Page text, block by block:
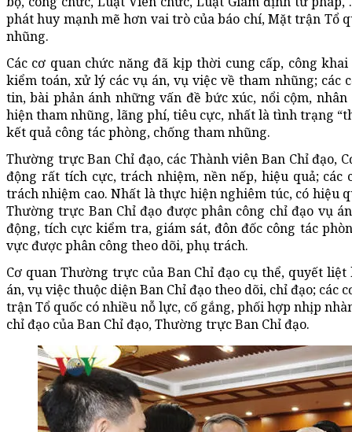
phát huy mạnh mẽ hơn vai trò của báo chí, Mặt trận Tổ
nhũng.
Các cơ quan chức năng đã kịp thời cung cấp, công
kiểm toán, xử lý các vụ án, vụ việc về tham nhũng; các
tin, bài phản ánh những vấn đề bức xúc, nổi cộm,
hiện tham nhũng, lãng phí, tiêu cực, nhất là tình trạng
kết quả công tác phòng, chống tham nhũng.
Thường trực Ban Chỉ đạo, các Thành viên Ban Chỉ đạo,
động rất tích cực, trách nhiệm, nền nếp, hiệu quả;
trách nhiệm cao. Nhất là thực hiện nghiêm túc, có hiệu
Thường trực Ban Chỉ đạo được phân công chỉ đạo vụ
động, tích cực kiểm tra, giám sát, đôn đốc công tác
vực được phân công theo dõi, phụ trách.
Cơ quan Thường trực của Ban Chỉ đạo cụ thể, quyết
án, vụ việc thuộc diện Ban Chỉ đạo theo dõi, chỉ đạo; các
trận Tổ quốc có nhiều nỗ lực, cố gắng, phối hợp nhịp
chỉ đạo của Ban Chỉ đạo, Thường trực Ban Chỉ đạo.